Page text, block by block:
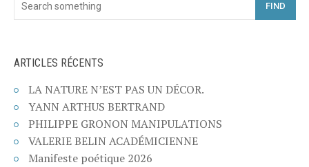
FIND
ARTICLES RÉCENTS
LA NATURE N’EST PAS UN DÉCOR.
YANN ARTHUS BERTRAND
PHILIPPE GRONON MANIPULATIONS
VALERIE BELIN ACADÉMICIENNE
Manifeste poétique 2026